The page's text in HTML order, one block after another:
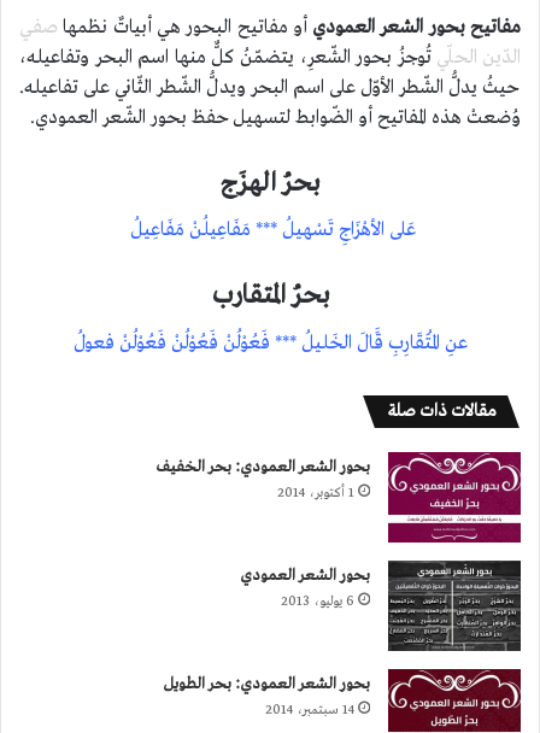
مفاتيح بحور الشعر العمودي أو مفاتيح البحور هي أبياتٌ نظمها صفي
الدّين الحلّي تُوجزُ بحور الشّعرِ، يتضمّنُ كلٌّ منها اسم البحر وتفاعيله،
حيثُ يدلُّ الشّطر الأوّل على اسم البحر ويدلُّ الشّطر الثّاني على تفاعيله.
وُضعتْ هذه المفاتيح أو الضّوابط لتسهيل حفظ بحور الشّعر العمودي.
بحرُ الهزَج
عَلى الأهْزَاجِ تَسْهيلُ *** مَفَاعِيلُنْ مَفَاعِيلُ
بحرُ المتقارب
عنِ المُتَقَارِبِ قََالَ الخَليلُ *** فَعُوْلُنْ فَعُوْلُنْ فَعُوْلُنْ فعولُ
مقالات ذات صلة
بحور الشعر العمودي: بحر الخفيف
1 أكتوبر، 2014
بحور الشعر العمودي
6 يوليو، 2013
بحور الشعر العمودي: بحر الطويل
14 سبتمبر، 2014